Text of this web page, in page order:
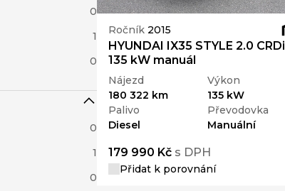
0
1
0
0
1
0
Ročník 2015
HYUNDAI IX35 STYLE 2.0 CRDi
135 kW manuál
Nájezd
180 322 km
Výkon
135 kW
Palivo
Diesel
Převodovka
Manuální
179 990 Kč s DPH
Přidat k porovnání